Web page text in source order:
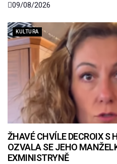
09/08/2026
KULTURA
ŽHAVÉ CHVÍLE DECROIX S
OZVALA SE JEHO
EXMINISTRYNĚ